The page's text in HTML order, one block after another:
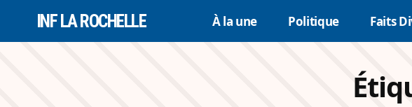
INF LA ROCHELLE À la une Politique Faits